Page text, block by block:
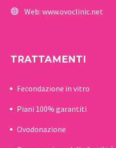
Web: www.ovoclinic.net
TRATTAMENTI
Fecondazione in vitro
Piani 100% garantiti
Ovodonazione